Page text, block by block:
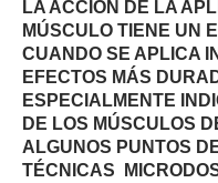
LA ACCIÓN DE LA
MÚSCULO TIENE UN
CUANDO SE APLICA
EFECTOS MÁS
ESPECIALMENTE
DE LOS MÚSCULOS
ALGUNOS PUNTOS
TÉCNICAS